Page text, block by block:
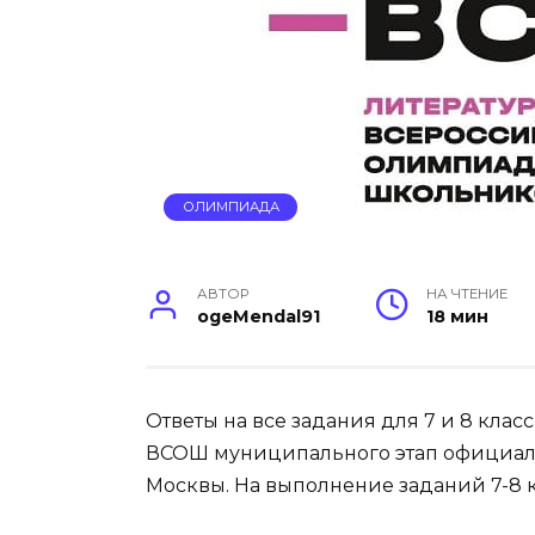
ОЛИМПИАДА
АВТОР
ogeMendal91
НА ЧТЕНИЕ
18 мин
Ответы на все задания для 7 и 8
ВСОШ муниципального этап
Москвы. На выполнение заданий 7-8